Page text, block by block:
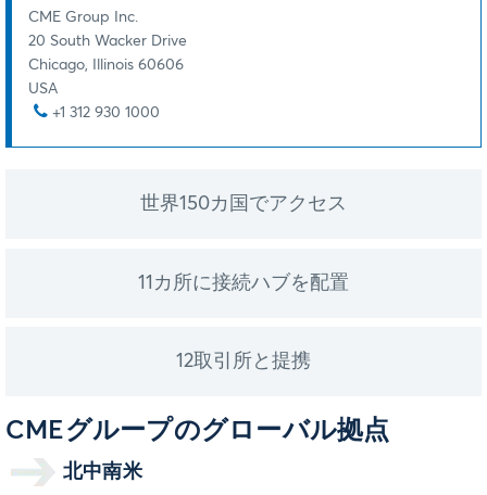
CME Group Inc.
20 South Wacker Drive
Chicago, Illinois 60606
USA
+1 312 930 1000
世界150カ国でアクセス
11カ所に接続ハブを配置
12取引所と提携
CMEグループのグローバル拠点
北中南米